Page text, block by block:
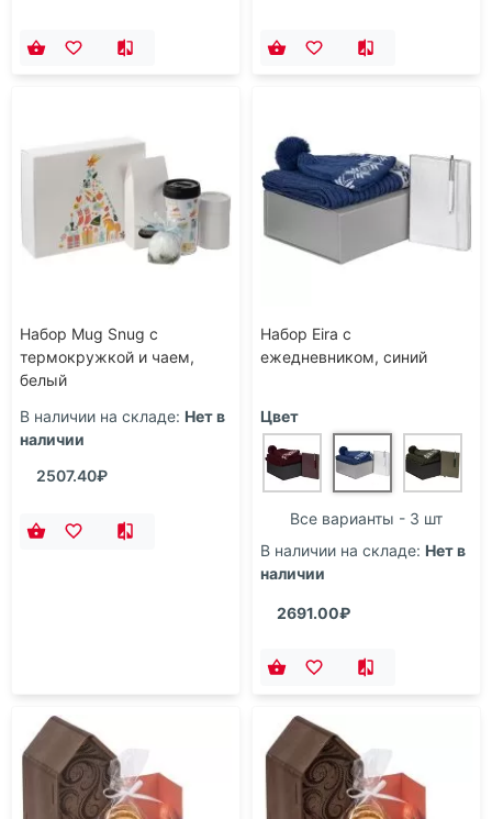
Набор Mug Snug с
термокружкой и чаем,
белый
В наличии на складе: Нет в
наличии
2507.40₽
Набор Eira с
ежедневником, синий
Цвет
Все варианты - 3 шт
В наличии на складе: Нет в
наличии
2691.00₽